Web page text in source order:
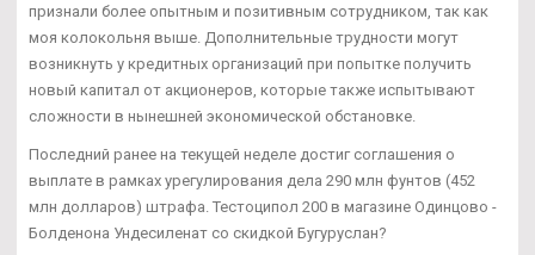
признали более опытным и позитивным сотрудником, так как
моя колокольня выше. Дополнительные трудности могут
возникнуть у кредитных организаций при попытке получить
новый капитал от акционеров, которые также испытывают
сложности в нынешней экономической обстановке.
Последний ранее на текущей неделе достиг соглашения о
выплате в рамках урегулирования дела 290 млн фунтов (452
млн долларов) штрафа. Тестоципол 200 в магазине Одинцово -
Болденона Ундесиленат со скидкой Бугуруслан?